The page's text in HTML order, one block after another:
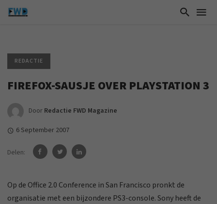
REDACTIE
FIREFOX-SAUSJE OVER PLAYSTATION 3
Door Redactie FWD Magazine
6 September 2007
Delen:
Op de Office 2.0 Conference in San Francisco pronkt de
organisatie met een bijzondere PS3-console. Sony heeft de